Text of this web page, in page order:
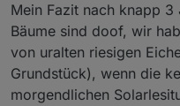
Mein Fazit nach knapp 3
Bäume sind doof, wir
von uralten riesigen
Grundstück), wenn die
morgendlichen